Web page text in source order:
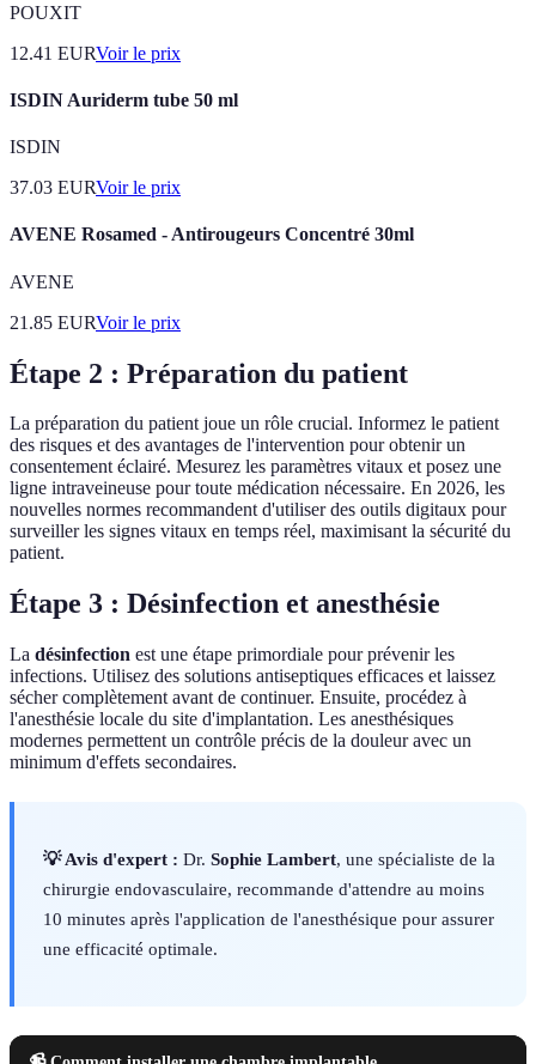
POUXIT
12.41 EURVoir le prix
ISDIN Auriderm tube 50 ml
ISDIN
37.03 EURVoir le prix
AVENE Rosamed - Antirougeurs Concentré 30ml
AVENE
21.85 EURVoir le prix
Étape 2 : Préparation du patient
La préparation du patient joue un rôle crucial. Informez le patient
des risques et des avantages de l'intervention pour obtenir un
consentement éclairé. Mesurez les paramètres vitaux et posez une
ligne intraveineuse pour toute médication nécessaire. En 2026, les
nouvelles normes recommandent d'utiliser des outils digitaux pour
surveiller les signes vitaux en temps réel, maximisant la sécurité du
patient.
Étape 3 : Désinfection et anesthésie
La désinfection est une étape primordiale pour prévenir les
infections. Utilisez des solutions antiseptiques efficaces et laissez
sécher complètement avant de continuer. Ensuite, procédez à
l'anesthésie locale du site d'implantation. Les anesthésiques
modernes permettent un contrôle précis de la douleur avec un
minimum d'effets secondaires.
💡 Avis d'expert : Dr. Sophie Lambert, une spécialiste de la
chirurgie endovasculaire, recommande d'attendre au moins
10 minutes après l'application de l'anesthésique pour assurer
une efficacité optimale.